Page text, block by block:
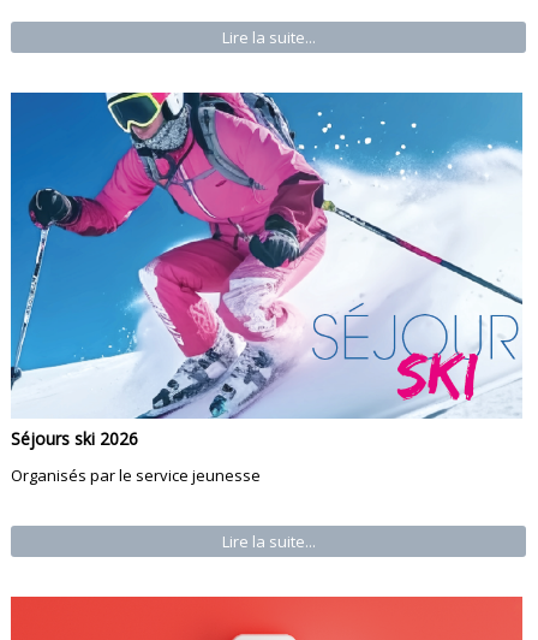
Lire la suite...
Séjours ski 2026
Organisés par le service jeunesse
Lire la suite...